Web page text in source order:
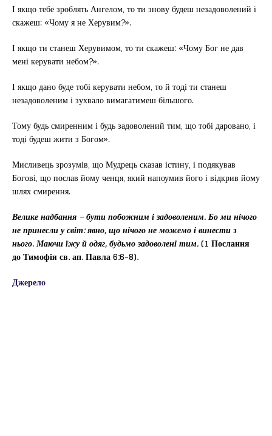
І якщо тебе зроблять Ангелом, то ти знову будеш незадоволений і
скажеш: «Чому я не Херувим?».
І якщо ти станеш Херувимом, то ти скажеш: «Чому Бог не дав
мені керувати небом?».
І якщо дано буде тобі керувати небом, то й тоді ти станеш
незадоволеним і зухвало вимагатимеш більшого.
Тому будь смиренним і будь задоволений тим, що тобі даровано, і
тоді будеш жити з Богом».
Мисливець зрозумів, що Мудрець сказав істину, і подякував
Богові, що послав йому ченця, який напоумив його і відкрив йому
шлях смирення.
Велике надбання – бути побожним і задоволеним. Бо ми нічого
не принесли у світ: явно, що нічого не можемо і винести з
нього. Маючи їжу й одяг, будьмо задоволені тим.(1 Послання
до Тимофія св. ап. Павла 6:6-8).
Джерело